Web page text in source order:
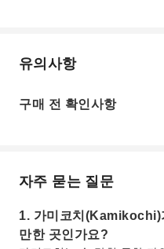
유의사항
구매 전 확인사항
자주 묻는 질문
1. 가미코치(Kamikochi)
만한 곳인가요?